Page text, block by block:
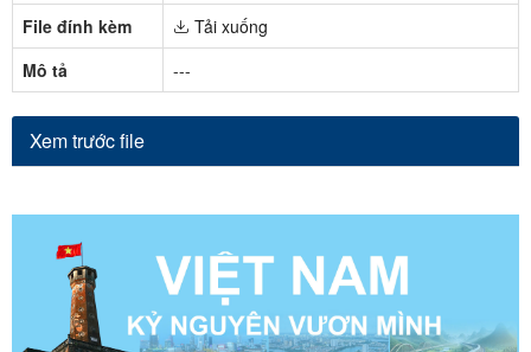
File đính kèm
Tải xuống
Mô tả
---
Xem trước file